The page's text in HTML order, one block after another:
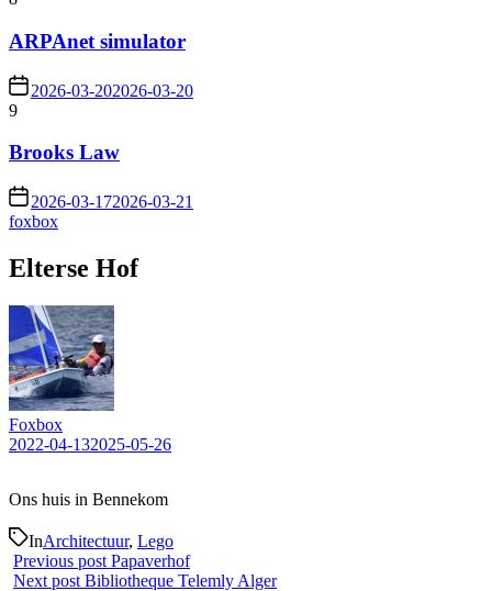
ARPAnet simulator
2026-03-202026-03-20
9
Brooks Law
2026-03-172026-03-21
foxbox
Elterse Hof
Foxbox
2022-04-132025-05-26
Ons huis in Bennekom
InArchitectuur, Lego
Previous post Papaverhof
Next post Bibliotheque Telemly Alger